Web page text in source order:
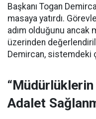
Başkanı Togan
masaya yatırdı.
adım olduğunu
üzerinden
Demircan, sistemdeki
“Müdürlüklerin
Adalet